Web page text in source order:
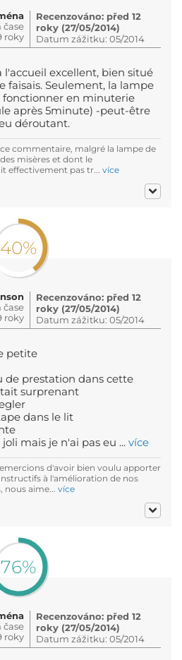
čase
roky
Recenzováno: před 12
roky (27/05/2014)
Datum zážitku: 05/2014
l'accueil excellent, bien situé
faisais. Seulement, la lampe
fonctionner en minuterie
après 5minute) -peut-être
déroutant.
commentaire, malgré la lampe de
misères et dont le
effectivement pas tr... více
40%
čase
roky
Recenzováno: před 12
roky (27/05/2014)
Datum zážitku: 05/2014
petite
de prestation dans cette
surprenant
dans le lit
mais je n'ai pas eu ... více
d'avoir bien voulu apporter
à l'amélioration de nos
aime... více
76%
čase
roky
Recenzováno: před 12
roky (27/05/2014)
Datum zážitku: 05/2014